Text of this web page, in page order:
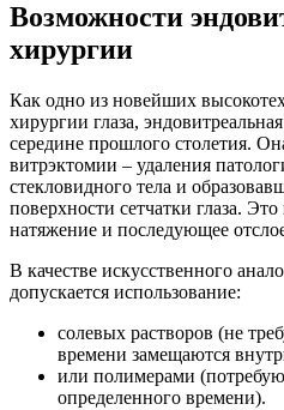
Возможности
хирургии
Как одно из новейших
хирургии глаза,
середине прошлого столетия.
витрэктомии – удаления
стекловидного тела и
поверхности сетчатки глаза. Это
натяжение и последующее
В качестве искусственного
допускается использование:
солевых растворов (не
времени замещаются
или полимерами
определенного времени).